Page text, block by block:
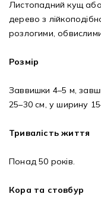
Листопадний кущ
дерево з
розлогими,
Розмір
Заввишки 4–5 м,
25–30 см, у ширину
Тривалість життя
Понад 50 років.
Кора та стовбур